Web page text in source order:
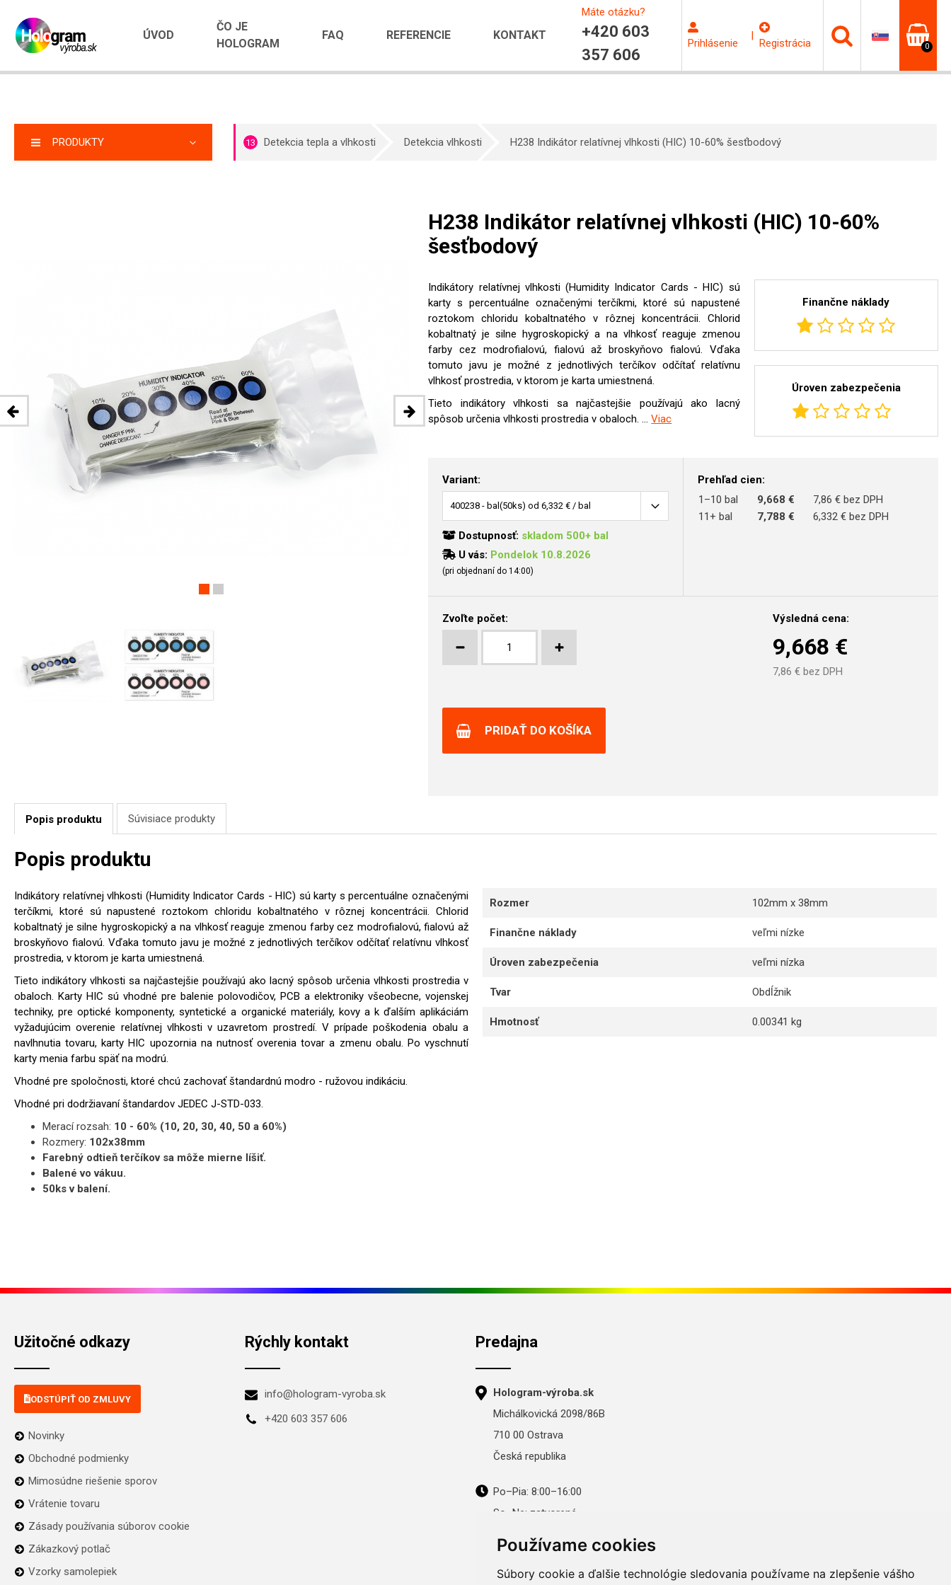
Používame cookies
Súbory cookie a ďalšie technológie sledovania používame na zlepšenie vášho
ÚVOD
ČO JE
HOLOGRAM
FAQ REFERENCIE KONTAKT
Máte otázku?
+420 603
357 606
Prihlásenie
|
Registrácia 0
PRODUKTY 13 Detekcia tepla a vlhkosti Detekcia vlhkosti H238 Indikátor relatívnej vlhkosti (HIC) 10-60% šesťbodový
H238 Indikátor relatívnej vlhkosti (HIC) 10-60%
šesťbodový
Indikátory relatívnej vlhkosti (Humidity Indicator Cards - HIC) sú
karty s percentuálne označenými terčíkmi, ktoré sú napustené
roztokom chloridu kobaltnatého v rôznej koncentrácii. Chlorid
kobaltnatý je silne hygroskopický a na vlhkosť reaguje zmenou
farby cez modrofialovú, fialovú až broskyňovo fialovú. Vďaka
tomuto javu je možné z jednotlivých terčíkov odčítať relatívnu
vlhkosť prostredia, v ktorom je karta umiestnená.
Tieto indikátory vlhkosti sa najčastejšie používajú ako lacný
spôsob určenia vlhkosti prostredia v obaloch. ...Viac
Finančne náklady
Úroven zabezpečenia
Variant:
Dostupnosť: skladom 500+ bal
U vás: Pondelok 10.8.2026
(pri objednaní do 14:00)
Prehľad cien:
1–10 bal
9,668 €
7,86 € bez DPH
11+ bal
7,788 € 6,332 € bez DPH
Zvoľte počet: Výsledná cena:
9,668 €
7,86 € bez DPH
PRIDAŤ DO KOŠÍKA
Popis produktu Súvisiace produkty
Popis produktu
Indikátory relatívnej vlhkosti (Humidity Indicator Cards - HIC) sú karty s percentuálne označenými
terčíkmi, ktoré sú napustené roztokom chloridu kobaltnatého v rôznej koncentrácii. Chlorid
kobaltnatý je silne hygroskopický a na vlhkosť reaguje zmenou farby cez modrofialovú, fialovú až
broskyňovo fialovú. Vďaka tomuto javu je možné z jednotlivých terčíkov odčítať relatívnu vlhkosť
prostredia, v ktorom je karta umiestnená.
Tieto indikátory vlhkosti sa najčastejšie používajú ako lacný spôsob určenia vlhkosti prostredia v
obaloch. Karty HIC sú vhodné pre balenie polovodičov, PCB a elektroniky všeobecne, vojenskej
techniky, pre optické komponenty, syntetické a organické materiály, kovy a k ďalším aplikáciám
vyžadujúcim overenie relatívnej vlhkosti v uzavretom prostredí. V prípade poškodenia obalu a
navlhnutia tovaru, karty HIC upozornia na nutnosť overenia tovar a zmenu obalu. Po vyschnutí
karty menia farbu späť na modrú.
Vhodné pre spoločnosti, ktoré chcú zachovať štandardnú modro - ružovou indikáciu.
Vhodné pri dodržiavaní štandardov JEDEC J-STD-033.
Merací rozsah: 10 - 60% (10, 20, 30, 40, 50 a 60%)
Rozmery: 102x38mm
Farebný odtieň terčíkov sa môže mierne líšiť.
Balené vo vákuu.
50ks v balení.
Rozmer 102mm x 38mm
Finančne náklady veľmi nízke
Úroven zabezpečenia veľmi nízka
Tvar Obdĺžnik
Hmotnosť 0.00341 kg
Užitočné odkazy
ODSTÚPIŤ OD ZMLUVY
Novinky
Obchodné podmienky
Mimosúdne riešenie sporov
Vrátenie tovaru
Zásady používania súborov cookie
Zákazkový potlač
Vzorky samolepiek
Rýchly kontakt
info@hologram-vyroba.sk
+420 603 357 606
Predajna
Hologram-výroba.sk
Michálkovická 2098/86B
710 00 Ostrava
Česká republika
Po–Pia: 8:00–16:00
So–Ne: zatvorené